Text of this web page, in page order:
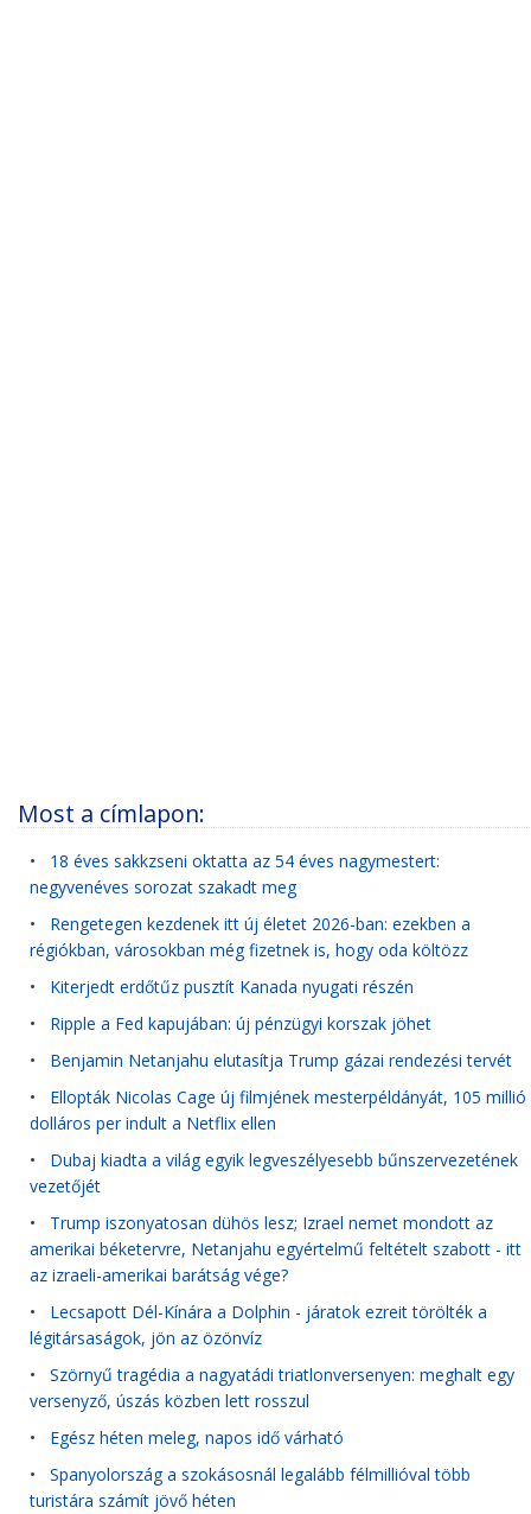
Most a címlapon:
• 18 éves sakkzseni oktatta az 54 éves nagymestert:
negyvenéves sorozat szakadt meg
• Rengetegen kezdenek itt új életet 2026-ban: ezekben a
régiókban, városokban még fizetnek is, hogy oda költözz
• Kiterjedt erdőtűz pusztít Kanada nyugati részén
• Ripple a Fed kapujában: új pénzügyi korszak jöhet
• Benjamin Netanjahu elutasítja Trump gázai rendezési tervét
• Ellopták Nicolas Cage új filmjének mesterpéldányát, 105 millió
dolláros per indult a Netflix ellen
• Dubaj kiadta a világ egyik legveszélyesebb bűnszervezetének
vezetőjét
• Trump iszonyatosan dühös lesz; Izrael nemet mondott az
amerikai béketervre, Netanjahu egyértelmű feltételt szabott - itt
az izraeli-amerikai barátság vége?
• Lecsapott Dél-Kínára a Dolphin - járatok ezreit törölték a
légitársaságok, jön az özönvíz
• Szörnyű tragédia a nagyatádi triatlonversenyen: meghalt egy
versenyző, úszás közben lett rosszul
• Egész héten meleg, napos idő várható
• Spanyolország a szokásosnál legalább félmillióval több
turistára számít jövő héten